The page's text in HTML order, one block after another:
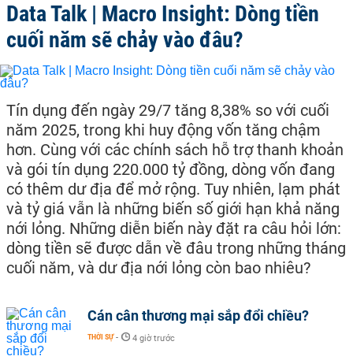
Data Talk | Macro Insight: Dòng tiền
cuối năm sẽ chảy vào đâu?
Tín dụng đến ngày 29/7 tăng 8,38% so với cuối
năm 2025, trong khi huy động vốn tăng chậm
hơn. Cùng với các chính sách hỗ trợ thanh khoản
và gói tín dụng 220.000 tỷ đồng, dòng vốn đang
có thêm dư địa để mở rộng. Tuy nhiên, lạm phát
và tỷ giá vẫn là những biến số giới hạn khả năng
nới lỏng. Những diễn biến này đặt ra câu hỏi lớn:
dòng tiền sẽ được dẫn về đâu trong những tháng
cuối năm, và dư địa nới lỏng còn bao nhiêu?
Cán cân thương mại sắp đổi chiều?
THỜI SỰ - 4 giờ trước